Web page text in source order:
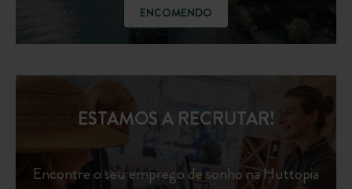
ENCOMENDO
ESTAMOS A RECRUTAR!
Encontre o seu emprego de sonho na Huttopia